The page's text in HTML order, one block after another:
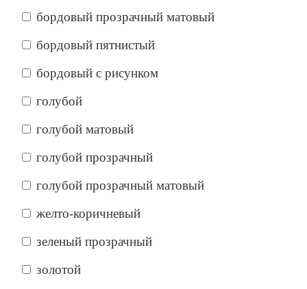
бордовый прозрачный матовый
бордовый пятнистый
бордовый с рисунком
голубой
голубой матовый
голубой прозрачный
голубой прозрачный матовый
желто-коричневый
зеленый прозрачный
золотой